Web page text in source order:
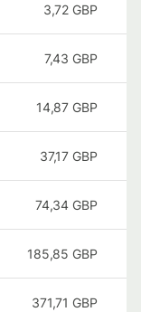
3,72 GBP
7,43 GBP
14,87 GBP
37,17 GBP
74,34 GBP
185,85 GBP
371,71 GBP